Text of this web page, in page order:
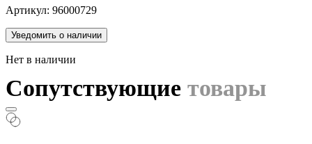
Артикул: 96000729
Уведомить о наличии
Нет в наличии
Сопутствующие товары